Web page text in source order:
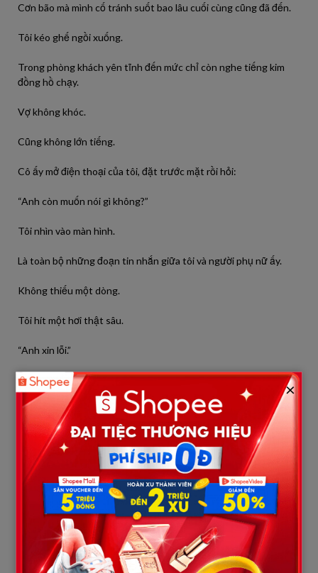
Cơn bão mà mình cố tránh suốt bao lâu cuối cùng cũng đã đến.
Tôi kéo ghế ngồi xuống.
Trong phòng khách yên tĩnh đến mức chỉ còn nghe tiếng kim
đồng hồ chạy.
Vợ không khóc.
Cũng không lớn tiếng.
Cô ấy mở điện thoại của tôi, đặt trước mặt rồi hỏi:
“Anh còn muốn nói gì không?”
Tôi nhìn vào màn hình.
Là toàn bộ những đoạn tin nhắn giữa tôi và người phụ nữ ấy.
Không thiếu một dòng.
Tôi hít một hơi thật sâu.
“Anh xin lỗi.”
Đó là câu đầu tiên tôi nói.
“Tại sao lại xin lỗi?”
“Vì anh đã nhắn tin với một người phụ nữ khác.”
“Chỉ vậy thôi?”
Tôi gật đầu.
Tôi kể toàn bộ quá trình quen biết, những lần hỏi thăm, những
món quà gửi cho hai đứa trẻ, cả lý do vì sao mình không nghĩ mọi
chuyện lại đi xa đến vậy.
×